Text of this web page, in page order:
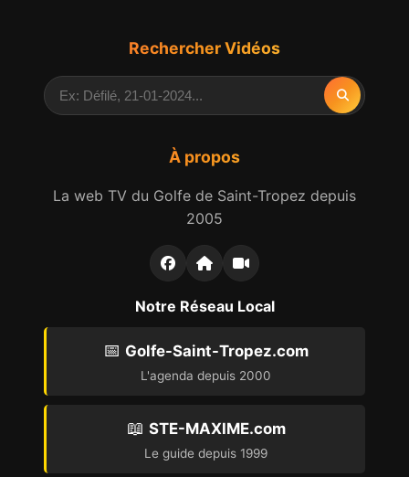
À propos
La web TV du Golfe de Saint-Tropez depuis
2005
Notre Réseau Local
📅 Golfe-Saint-Tropez.com
L'agenda depuis 2000
📖 STE-MAXIME.com
Le guide depuis 1999
Rechercher Vidéos